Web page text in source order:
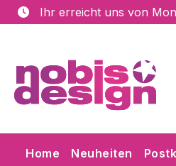
Hauptinhalt springen
Zur Suche springen
Zur Hauptnavigation
Ihr erreicht uns von
Home Neuheiten